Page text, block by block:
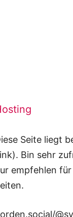
Seite liegt
Bin sehr
empfehlen